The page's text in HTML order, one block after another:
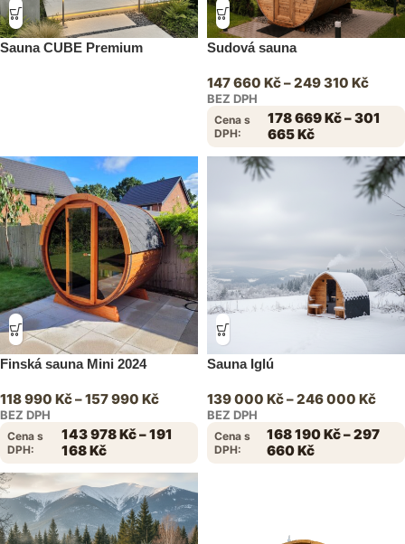
Sauna CUBE Premium Sudová sauna
147 660 Kč–249 310 Kč
BEZ DPH
Cena s
DPH:
178 669Kč–301
665Kč
Finská sauna Mini 2024
118 990 Kč–157 990 Kč
BEZ DPH
Cena s
DPH:
143 978Kč–191
168Kč
Sauna Iglú
139 000 Kč–246 000 Kč
BEZ DPH
Cena s
DPH:
168 190Kč–297
660Kč